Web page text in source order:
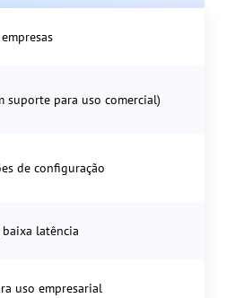
suporte para uso comercial)
de configuração
latência
uso empresarial